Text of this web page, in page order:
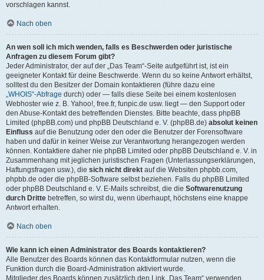
vorschlagen kannst.
Nach oben
An wen soll ich mich wenden, falls es Beschwerden oder juristische
Anfragen zu diesem Forum gibt?
Jeder Administrator, der auf der „Das Team“-Seite aufgeführt ist, ist ein
geeigneter Kontakt für deine Beschwerde. Wenn du so keine Antwort erhältst,
solltest du den Besitzer der Domain kontaktieren (führe dazu eine
„WHOIS“-Abfrage durch) oder — falls diese Seite bei einem kostenlosen
Webhoster wie z. B. Yahoo!, free.fr, funpic.de usw. liegt — den Support oder
den Abuse-Kontakt des betreffenden Dienstes. Bitte beachte, dass phpBB
Limited (phpBB.com) und phpBB Deutschland e. V. (phpBB.de) absolut keinen
Einfluss auf die Benutzung oder den oder die Benutzer der Forensoftware
haben und dafür in keiner Weise zur Verantwortung herangezogen werden
können. Kontaktiere daher nie phpBB Limited oder phpBB Deutschland e. V. in
Zusammenhang mit jeglichen juristischen Fragen (Unterlassungserklärungen,
Haftungsfragen usw.), die sich nicht direkt auf die Websiten phpbb.com,
phpbb.de oder die phpBB-Software selbst beziehen. Falls du phpBB Limited
oder phpBB Deutschland e. V. E-Mails schreibst, die die Softwarenutzung
durch Dritte betreffen, so wirst du, wenn überhaupt, höchstens eine knappe
Antwort erhalten.
Nach oben
Wie kann ich einen Administrator des Boards kontaktieren?
Alle Benutzer des Boards können das Kontaktformular nutzen, wenn die
Funktion durch die Board-Administration aktiviert wurde.
Mitglieder des Boards können zusätzlich den Link „Das Team“ verwenden.